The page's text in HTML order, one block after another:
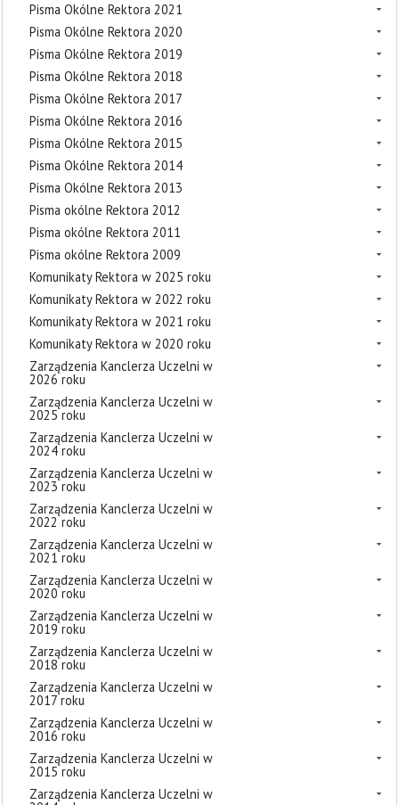
Pisma Okólne Rektora 2021
Pisma Okólne Rektora 2020
Pisma Okólne Rektora 2019
Pisma Okólne Rektora 2018
Pisma Okólne Rektora 2017
Pisma Okólne Rektora 2016
Pisma Okólne Rektora 2015
Pisma Okólne Rektora 2014
Pisma Okólne Rektora 2013
Pisma okólne Rektora 2012
Pisma okólne Rektora 2011
Pisma okólne Rektora 2009
Komunikaty Rektora w 2025 roku
Komunikaty Rektora w 2022 roku
Komunikaty Rektora w 2021 roku
Komunikaty Rektora w 2020 roku
Zarządzenia Kanclerza Uczelni w
2026 roku
Zarządzenia Kanclerza Uczelni w
2025 roku
Zarządzenia Kanclerza Uczelni w
2024 roku
Zarządzenia Kanclerza Uczelni w
2023 roku
Zarządzenia Kanclerza Uczelni w
2022 roku
Zarządzenia Kanclerza Uczelni w
2021 roku
Zarządzenia Kanclerza Uczelni w
2020 roku
Zarządzenia Kanclerza Uczelni w
2019 roku
Zarządzenia Kanclerza Uczelni w
2018 roku
Zarządzenia Kanclerza Uczelni w
2017 roku
Zarządzenia Kanclerza Uczelni w
2016 roku
Zarządzenia Kanclerza Uczelni w
2015 roku
Zarządzenia Kanclerza Uczelni w